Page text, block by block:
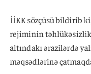
İİKK sözçüsü bildirib
rejiminin təhlükəsizlik
altındakı ərazilərdə
məqsədlərinə